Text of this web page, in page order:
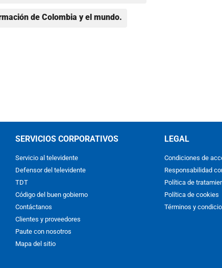
de Colombia y el mundo.
SERVICIOS CORPORATIVOS
Servicio al televidente
Defensor del televidente
TDT
Código del buen gobierno
Contáctanos
Clientes y proveedores
Paute con nosotros
Mapa del sitio
LEGAL
Condiciones de
Responsabilidad
Política de
Política de cookies
Términos y